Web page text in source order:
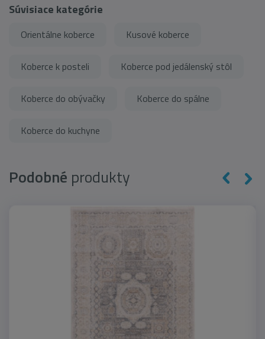
Súvisiace kategórie
Orientálne koberce Kusové koberce
Koberce k posteli Koberce pod jedálenský stôl
Koberce do obývačky Koberce do spálne
Koberce do kuchyne
Podobné produkty